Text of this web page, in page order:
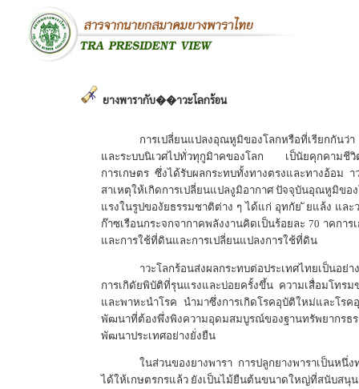
ยางพารากับ��าวะโลกร้อน
การเปลี่ยนแปลงอุณหูมิของโลกหรือที่เรียกกันว่า
และระบบนิเวศไปทั่วทุกูมิาคของโลก เป็นัยคุกคามชี
การเกษตร ซึ่งได้รับผลกระทบทั้งทางตรงและทางอ้อม
สาเหตุให้เกิดการเปลี่ยนแปลงูมิอากาศ ปัจจุบันอุณหูมิขอ
แรงในรูปของัยธรรมชาติต่าง ๆ ได้แก่ อุทกัย ัยแล้ง แล
ก๊าซเรือนกระจกจากาคพลังงานคิดเป็นร้อยละ 70 าคกา
และการใช้ที่ดินและการเปลี่ยนแปลงการใช้ที่ดิน
าวะโลกร้อนส่งผลกระทบต่อประเทศไทยเป็นอ
การเกิดัยพิบัติที่รุนแรงและบ่อยครั้งขึ้น ความเสื่อมโทร
และพาหะนำโรค นำมาซึ่งการเกิดโรคอุบัติใหม่และโร
พัฒนาที่ต้องพึ่งพิงความอุดมสมบูรณ์ของฐานทรัพยากรธ
พัฒนาประเทศอย่างยั่งยืน
ในส่วนของยางพารา การปลูกยางพาราเป็นหนึ่
ได้ให้เกษตรกรแล้ว ยังเป็นไม้ยืนต้นขนาดใหญ่ที่สนับสนุ